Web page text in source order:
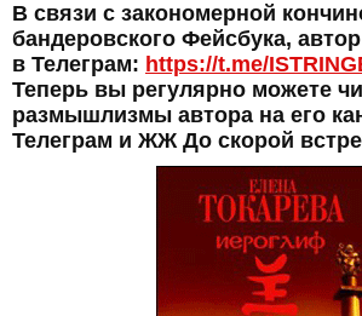
В связи с закономерной
бандеровского Фейсбука,
в Телеграм: https://t.me/
Теперь вы регулярно можете
размышлизмы автора на его
Телеграм и ЖЖ До скорой